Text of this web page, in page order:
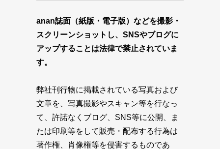
anan誌面（紙版・電子版）などを撮影・
スクリーンショットし、SNSやブログに
アップすることは法律で禁止されていま
す。
弊社刊行物に掲載されている写真および
文章を、写真撮影やスキャン等を行なっ
て、許諾なくブログ、SNS等に公開、ま
たは印刷等をして販売・配布する行為は
著作権、肖像権等を侵害するものであ